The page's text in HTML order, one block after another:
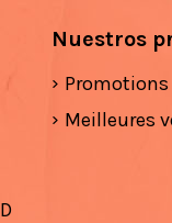
Nuestros
Promotions
Meilleures